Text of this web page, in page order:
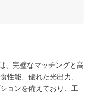
、完璧なマッチングと高
性能、優れた光出力、
ョンを備えており、工